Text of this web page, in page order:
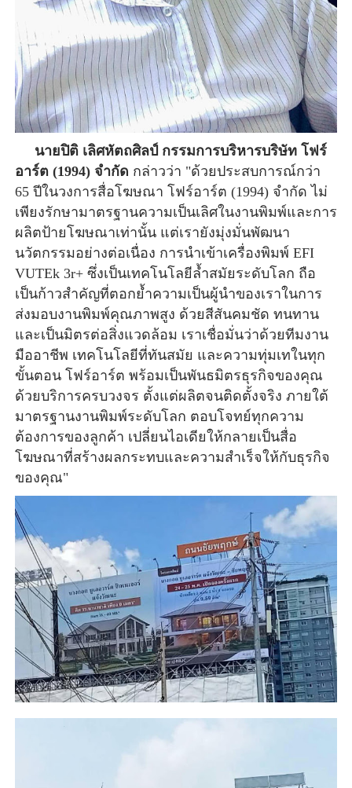
นายปิติ เลิศหัตถศิลป์ กรรมการบริหารบริษัท โฟร์
อาร์ต (1994) จำกัด กล่าวว่า "ด้วยประสบการณ์กว่า
65 ปีในวงการสื่อโฆษณา โฟร์อาร์ต (1994) จำกัด ไม่
เพียงรักษามาตรฐานความเป็นเลิศในงานพิมพ์และการ
ผลิตป้ายโฆษณาเท่านั้น แต่เรายังมุ่งมั่นพัฒนา
นวัตกรรมอย่างต่อเนื่อง การนำเข้าเครื่องพิมพ์ EFI
VUTEk 3r+ ซึ่งเป็นเทคโนโลยีล้ำสมัยระดับโลก ถือ
เป็นก้าวสำคัญที่ตอกย้ำความเป็นผู้นำของเราในการ
ส่งมอบงานพิมพ์คุณภาพสูง ด้วยสีสันคมชัด ทนทาน
และเป็นมิตรต่อสิ่งแวดล้อม เราเชื่อมั่นว่าด้วยทีมงาน
มืออาชีพ เทคโนโลยีที่ทันสมัย และความทุ่มเทในทุก
ขั้นตอน โฟร์อาร์ต พร้อมเป็นพันธมิตรธุรกิจของคุณ
ด้วยบริการครบวงจร ตั้งแต่ผลิตจนติดตั้งจริง ภายใต้
มาตรฐานงานพิมพ์ระดับโลก ตอบโจทย์ทุกความ
ต้องการของลูกค้า เปลี่ยนไอเดียให้กลายเป็นสื่อ
โฆษณาที่สร้างผลกระทบและความสำเร็จให้กับธุรกิจ
ของคุณ"